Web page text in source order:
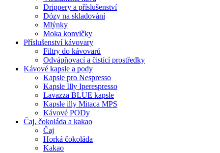
Drippery a příslušenství
Dózy na skladování
Mlýnky
Moka konvičky
Příslušenství kávovary
Filtry do kávovarů
Odvápňovací a čistící prostředky
Kávové kapsle a pody
Kapsle pro Nespresso
Kapsle Illy Iperespresso
Lavazza BLUE kapsle
Kapsle illy Mitaca MPS
Kávové PODy
Čaj, čokoláda a kakao
Čaj
Horká čokoláda
Kakao